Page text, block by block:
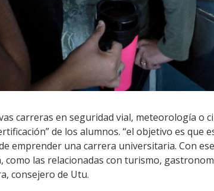
carreras en seguridad vial, meteorología o
de los alumnos. “el objetivo es que
emprender una carrera universitaria. Con
las relacionadas con turismo,
consejero de Utu.